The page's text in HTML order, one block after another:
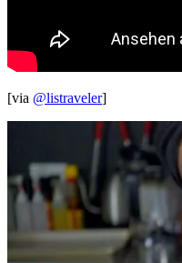
[via @listraveler]